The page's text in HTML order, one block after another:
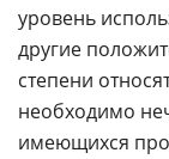
уровень
другие
степени
необходимо
имеющихся